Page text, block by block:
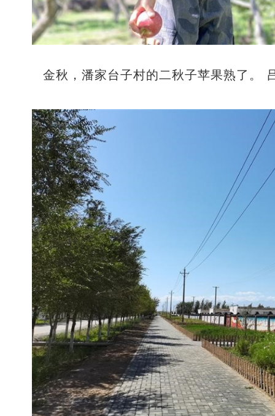
金秋，潘家台子村的二秋子苹果熟了。